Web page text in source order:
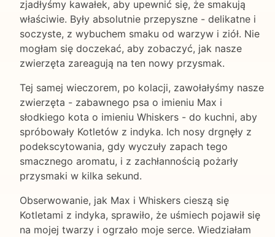
zjadłyśmy kawałek, aby upewnić się, że smakują
właściwie. Były absolutnie przepyszne - delikatne i
soczyste, z wybuchem smaku od warzyw i ziół. Nie
mogłam się doczekać, aby zobaczyć, jak nasze
zwierzęta zareagują na ten nowy przysmak.
Tej samej wieczorem, po kolacji, zawołałyśmy nasze
zwierzęta - zabawnego psa o imieniu Max i
słodkiego kota o imieniu Whiskers - do kuchni, aby
spróbowały Kotletów z indyka. Ich nosy drgnęły z
podekscytowania, gdy wyczuły zapach tego
smacznego aromatu, i z zachłannością pożarły
przysmaki w kilka sekund.
Obserwowanie, jak Max i Whiskers cieszą się
Kotletami z indyka, sprawiło, że uśmiech pojawił się
na mojej twarzy i ogrzało moje serce. Wiedziałam